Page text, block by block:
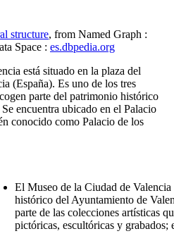
structure, from Named Graph :
Space : es.dbpedia.org
está situado en la plaza del
(España). Es uno de los tres
parte del patrimonio histórico
encuentra ubicado en el Palacio
conocido como Palacio de los
El Museo de la Ciudad de
histórico del Ayuntamiento de
parte de las colecciones artísticas
pictóricas, escultóricas y grabados;